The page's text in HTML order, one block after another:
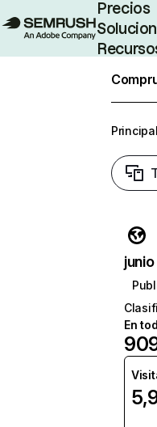
Precios
Principal
En